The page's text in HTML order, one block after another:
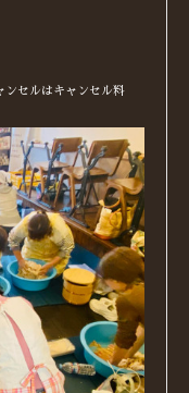
セルはキャンセル料